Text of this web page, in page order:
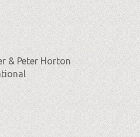
& Peter Horton